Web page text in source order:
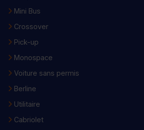
Mini Bus
Crossover
Pick-up
Monospace
Voiture sans permis
Berline
Utilitaire
Cabriolet